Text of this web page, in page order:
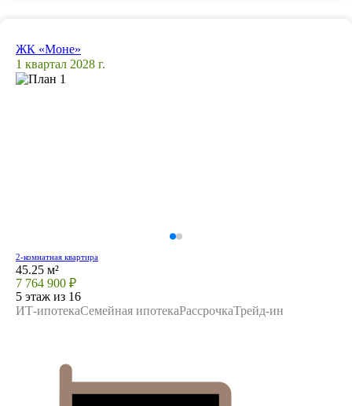
ЖК «Моне»
1 квартал 2028 г.
2-комнатная квартира
45.25 м²
7 764 900 ₽
5 этаж из 16
ИТ-ипотекаСемейная ипотекаРассрочкаТрейд-ин